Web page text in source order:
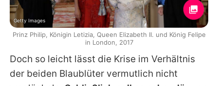
Doch so leicht lässt die Krise im Verhältnis
der beiden Blaublüter vermutlich nicht
Getty Images
Prinz Philip, Königin Letizia, Queen Elizabeth II. und König Felipe
in London, 2017